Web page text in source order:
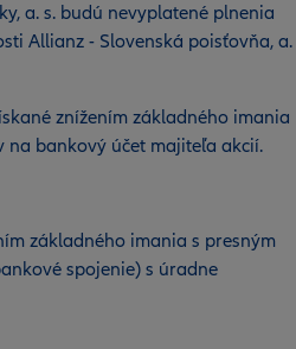
a. s. budú nevyplatené plnenia
Allianz - Slovenská poisťovňa, a.
znížením základného imania
bankový účet majiteľa akcií.
základného imania s presným
spojenie) s úradne